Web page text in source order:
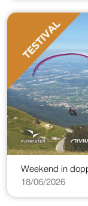
Weekend in
18/06/2026